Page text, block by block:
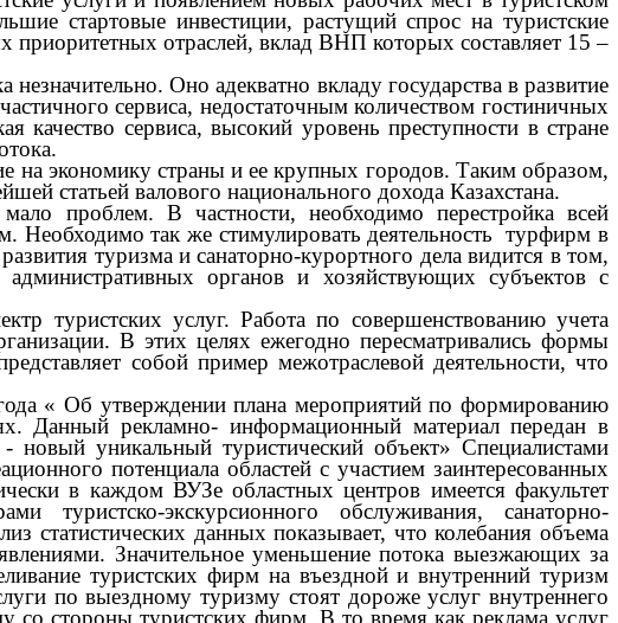
стартовые инвестиции, растущий спрос на туристские
приоритетных отраслей, вклад ВНП которых составляет 15 –
Оно адекватно вкладу государства в развитие
сервиса, недостаточным количеством гостиничных
качество сервиса, высокий уровень преступности в стране
экономику страны и ее крупных городов. Таким образом,
статьей валового национального дохода Казахстана.
проблем. В частности, необходимо перестройка всей
Необходимо так же стимулировать деятельность турфирм в
туризма и санаторно-курортного дела видится в том,
органов и хозяйствующих субъектов с
туристских услуг. Работа по совершенствованию учета
В этих целях ежегодно пересматривались формы
собой пример межотраслевой деятельности, что
« Об утверждении плана мероприятий по формированию
Данный рекламно- информационный материал передан в
уникальный туристический объект» Специалистами
потенциала областей с участием заинтересованных
в каждом ВУЗе областных центров имеется факультет
туристско-экскурсионного обслуживания, санаторно-
статистических данных показывает, что колебания объема
Значительное уменьшение потока выезжающих за
туристских фирм на въездной и внутренний туризм
по выездному туризму стоят дороже услуг внутреннего
со стороны туристских фирм. В то время как реклама услуг